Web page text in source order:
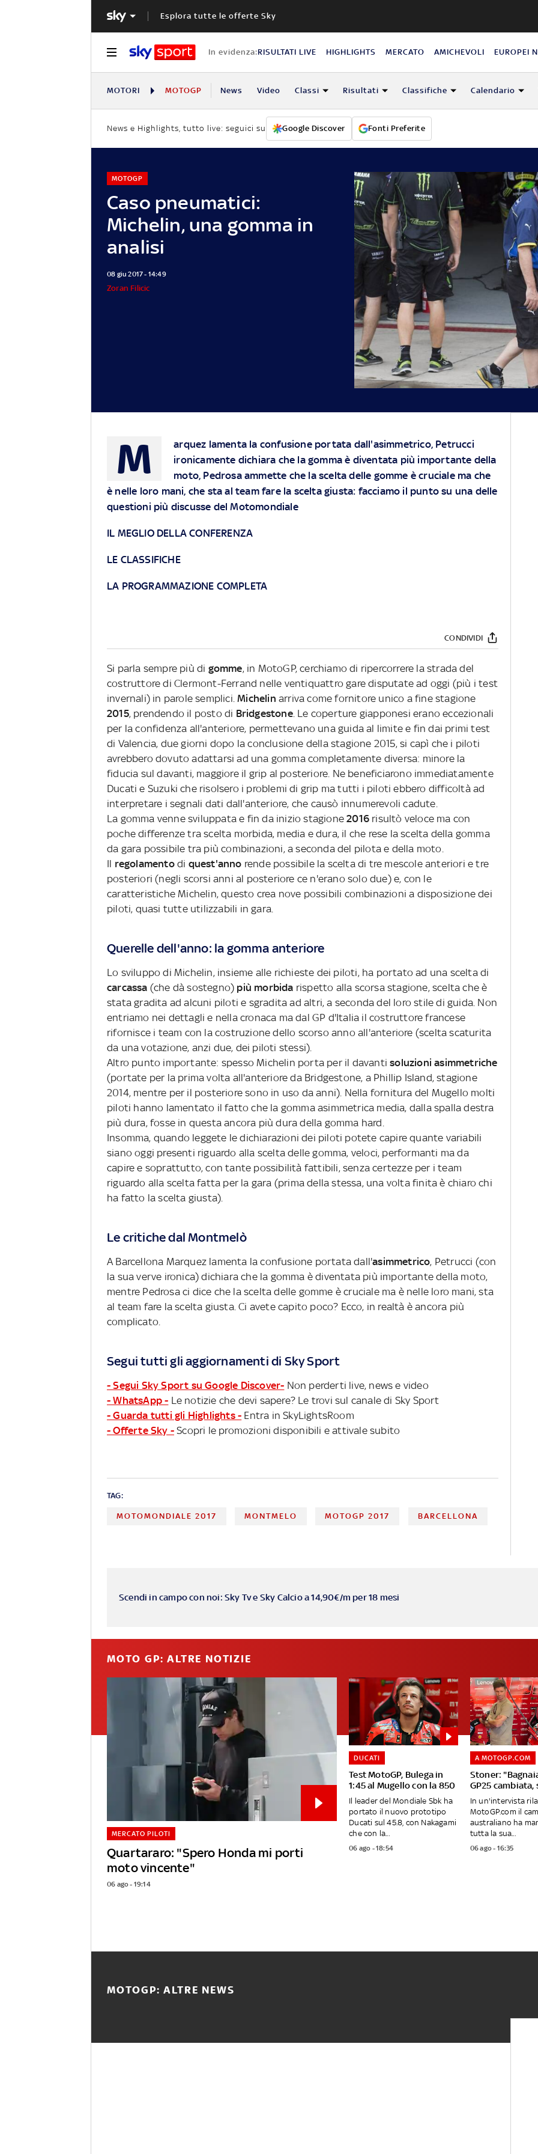
Esplora tutte le offerte Sky
In evidenza:RISULTATI LIVE HIGHLIGHTS MERCATO AMICHEVOLI EUROPEI
MOTORI MOTOGP News Video Classi Risultati Classifiche Calendario
News e Highlights, tutto live: seguici su Google Discover Fonti Preferite
Caso pneumatici:
Michelin, una gomma in
analisi
MOTOGP
08 giu 2017 - 14:49
Zoran Filicic
M
arquez lamenta la confusione portata dall'asimmetrico, Petrucci
ironicamente dichiara che la gomma è diventata più importante della
moto, Pedrosa ammette che la scelta delle gomme è cruciale ma che
è nelle loro mani, che sta al team fare la scelta giusta: facciamo il punto su una delle
questioni più discusse del Motomondiale
IL MEGLIO DELLA CONFERENZA
LE CLASSIFICHE
LA PROGRAMMAZIONE COMPLETA
CONDIVIDI
Si parla sempre più di gomme, in MotoGP, cerchiamo di ripercorrere la strada del
costruttore di Clermont-Ferrand nelle ventiquattro gare disputate ad oggi (più i test
invernali) in parole semplici.Michelinarriva come fornitore unico a fine stagione
2015, prendendo il posto di Bridgestone. Le coperture giapponesi erano eccezionali
per la confidenza all'anteriore, permettevano una guida al limite e fin dai primi test
di Valencia, due giorni dopo la conclusione della stagione 2015, si capì che i piloti
avrebbero dovuto adattarsi ad una gomma completamente diversa: minore la
fiducia sul davanti, maggiore il grip al posteriore. Ne beneficiarono immediatamente
Ducati e Suzuki che risolsero i problemi di grip ma tutti i piloti ebbero difficoltà ad
interpretare i segnali dati dall'anteriore, che causò innumerevoli cadute.
La gomma venne sviluppata e fin da inizio stagione2016 risultò veloce ma con
poche differenze tra scelta morbida, media e dura, il che rese la scelta della gomma
da gara possibile tra più combinazioni, a seconda del pilota e della moto.
Il regolamentodi quest'anno rende possibile la scelta di tre mescole anteriori e tre
posteriori (negli scorsi anni al posteriore ce n'erano solo due) e, con le
caratteristiche Michelin, questo crea nove possibili combinazioni a disposizione dei
piloti, quasi tutte utilizzabili in gara.
Querelle dell'anno: la gomma anteriore
Lo sviluppo di Michelin, insieme alle richieste dei piloti, ha portato ad una scelta di
carcassa (che dà sostegno) più morbida rispetto alla scorsa stagione, scelta che è
stata gradita ad alcuni piloti e sgradita ad altri, a seconda del loro stile di guida. Non
entriamo nei dettagli e nella cronaca ma dal GP d'Italia il costruttore francese
rifornisce i team con la costruzione dello scorso anno all'anteriore (scelta scaturita
da una votazione, anzi due, dei piloti stessi).
Altro punto importante: spesso Michelin porta per il davantisoluzioni asimmetriche
(portate per la prima volta all'anteriore da Bridgestone, a Phillip Island, stagione
2014, mentre per il posteriore sono in uso da anni). Nella fornitura del Mugello molti
piloti hanno lamentato il fatto che la gomma asimmetrica media, dalla spalla destra
più dura, fosse in questa ancora più dura della gomma hard.
Insomma, quando leggete le dichiarazioni dei piloti potete capire quante variabili
siano oggi presenti riguardo alla scelta delle gomma, veloci, performanti ma da
capire e soprattutto, con tante possibilità fattibili, senza certezze per i team
riguardo alla scelta fatta per la gara (prima della stessa, una volta finita è chiaro chi
ha fatto la scelta giusta).
Le critiche dal Montmelò
A Barcellona Marquez lamenta la confusione portata dall'asimmetrico, Petrucci (con
la sua verve ironica) dichiara che la gomma è diventata più importante della moto,
mentre Pedrosa ci dice che la scelta delle gomme è cruciale ma è nelle loro mani, sta
al team fare la scelta giusta. Ci avete capito poco? Ecco, in realtà è ancora più
complicato.
Segui tutti gli aggiornamenti di Sky Sport
- Segui Sky Sport su Google Discover- Non perderti live, news e video
- WhatsApp - Le notizie che devi sapere? Le trovi sul canale di Sky Sport
- Guarda tutti gli Highlights - Entra in SkyLightsRoom
- Offerte Sky - Scopri le promozioni disponibili e attivale subito
TAG:
MOTOMONDIALE 2017 MONTMELO MOTOGP 2017 BARCELLONA
Scendi in campo con noi: Sky Tv e Sky Calcio a 14,90€/m per 18 mesi
MOTO GP: ALTRE NOTIZIE
Quartararo: "Spero Honda mi porti
moto vincente"
MERCATO PILOTI
06 ago - 19:14
Test MotoGP, Bulega in
1:45 al Mugello con la 850
DUCATI
Il leader del Mondiale Sbk ha
portato il nuovo prototipo
Ducati sul 45.8, con Nakagami
che con la...
06 ago - 18:54
Stoner:
GP25 cambiata,
A MOTOGP.COM
In un'intervista
MotoGP.com il
australiano ha
tutta la sua...
06 ago - 16:35
MOTOGP: ALTRE NEWS